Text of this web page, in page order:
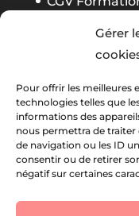
Gérer
Pour offrir les meilleures
technologies telles que
informations des
nous permettra de
de navigation ou les ID
consentir ou de retirer
négatif sur certaines
Règlement
Suivez
La newsletter